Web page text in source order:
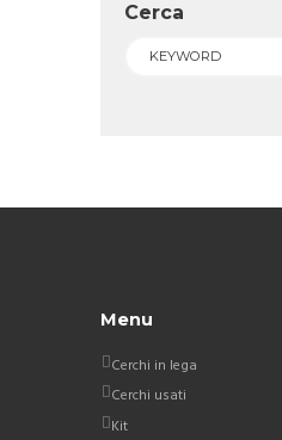
Cerca
Menu
Cerchi in lega
Cerchi usati
Kit